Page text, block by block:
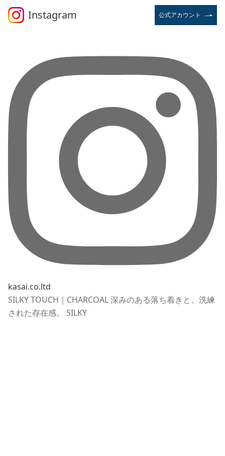
Instagram 公式アカウント
kasai.co.ltd
SILKY TOUCH｜CHARCOAL 深みのある落ち着きと、洗練
された存在感。 SILKY